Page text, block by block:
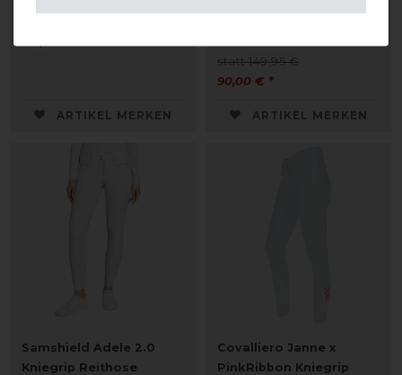
ARTIKEL MERKEN
statt 149,95 €
90,00 € *
ARTIKEL MERKEN
Samshield Adele 2.0
Kniegrip Reithose
Covalliero Janne x
PinkRibbon Kniegrip